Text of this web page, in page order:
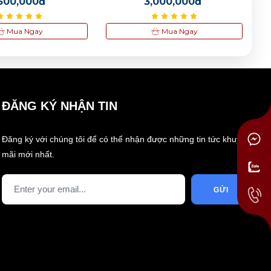
Mua Ngay Mua Ngay
ĐĂNG KÝ NHẬN TIN
Đăng ký với chúng tôi để có thể nhận được những tin tức khuyến
mãi mới nhất.
GỬI